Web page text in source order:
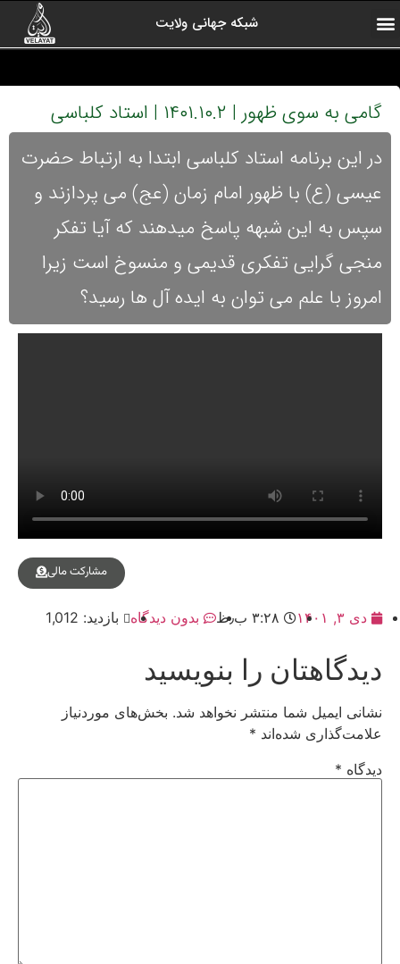
شبکه جهانی ولایت
گامی به سوی ظهور | ۱۴۰۱.۱۰.۲ | استاد کلباسی
در این برنامه استاد کلباسی ابتدا به ارتباط حضرت
عیسی (ع) با ظهور امام زمان (عج) می پردازند و
سپس به این شبهه پاسخ میدهند که آیا تفکر
منجی گرایی تفکری قدیمی و منسوخ است زیرا
امروز با علم می توان به ایده آل ها رسید؟
مشارکت مالی
دی ۳, ۱۴۰۱ ۳:۲۸ ب٫ظ بدون دیدگاه بازدید: 1,012
دیدگاهتان را بنویسید
نشانی ایمیل شما منتشر نخواهد شد. بخش‌های موردنیاز
علامت‌گذاری شده‌اند *
دیدگاه *